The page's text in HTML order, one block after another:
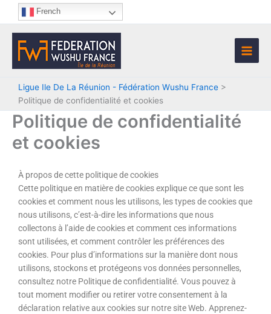
contenu
French
Ligue Ile De La Réunion - Fédération Wushu France >
Politique de confidentialité et cookies
Politique de confidentialité
et cookies
À propos de cette politique de cookies
Cette politique en matière de cookies explique ce que sont les
cookies et comment nous les utilisons, les types de cookies que
nous utilisons, c’est-à-dire les informations que nous
collectons à l’aide de cookies et comment ces informations
sont utilisées, et comment contrôler les préférences des
cookies. Pour plus d’informations sur la manière dont nous
utilisons, stockons et protégeons vos données personnelles,
consultez notre Politique de confidentialité. Vous pouvez à
tout moment modifier ou retirer votre consentement à la
déclaration relative aux cookies sur notre site Web. Apprenez-